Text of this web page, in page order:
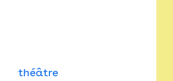
théâtre